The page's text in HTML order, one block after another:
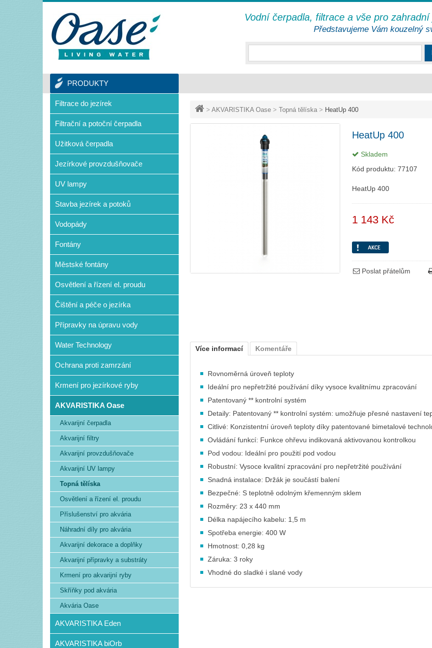
> AKVARISTIKA Oase > Topná tělíska > HeatUp 400
HeatUp 400
Skladem
Kód produktu: 77107
HeatUp 400
1 143 Kč
Poslat přátelům
Více informací Komentáře
Rovnoměrná úroveň teploty
Ideální pro nepřetržité používání díky vysoce kvalitnímu zpracování
Patentovaný ** kontrolní systém
Detaily: Patentovaný ** kontrolní systém: umožňuje přesné nastavení
Citlivé: Konzistentní úroveň teploty díky patentované bimetalové
Ovládání funkcí: Funkce ohřevu indikovaná aktivovanou kontrolkou
Pod vodou: Ideální pro použití pod vodou
Robustní: Vysoce kvalitní zpracování pro nepřetržité používání
Snadná instalace: Držák je součástí balení
Bezpečné: S teplotně odolným křemenným sklem
Rozměry: 23 x 440 mm
Délka napájecího kabelu: 1,5 m
Spotřeba energie: 400 W
Hmotnost: 0,28 kg
Záruka: 3 roky
Vhodné do sladké i slané vody
PRODUKTY
Filtrace do jezírek
Filtrační a potoční čerpadla
Užitková čerpadla
Jezírkové provzdušňovače
UV lampy
Stavba jezírek a potoků
Vodopády
Fontány
Městské fontány
Osvětlení a řízení el. proudu
Čištění a péče o jezírka
Přípravky na úpravu vody
Water Technology
Ochrana proti zamrzání
Krmení pro jezírkové ryby
AKVARISTIKA Oase
Akvarijní čerpadla
Akvarijní filtry
Akvarijní provzdušňovače
Akvarijní UV lampy
Topná tělíska
Osvětlení a řízení el. proudu
Příslušenství pro akvária
Náhradní díly pro akvária
Akvarijní dekorace a doplňky
Akvarijní přípravky a substráty
Krmení pro akvarijní ryby
Skříňky pod akvária
Akvária Oase
AKVARISTIKA Eden
AKVARISTIKA biOrb
Vodní čerpadla, filtrace a vše pro
Představujeme Vám kouzelný